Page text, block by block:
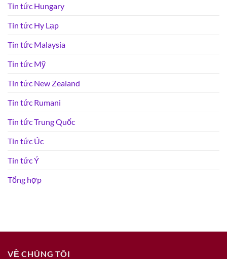
Tin tức Hungary
Tin tức Hy Lạp
Tin tức Malaysia
Tin tức Mỹ
Tin tức New Zealand
Tin tức Rumani
Tin tức Trung Quốc
Tin tức Úc
Tin tức Ý
Tổng hợp
VỀ CHÚNG TÔI